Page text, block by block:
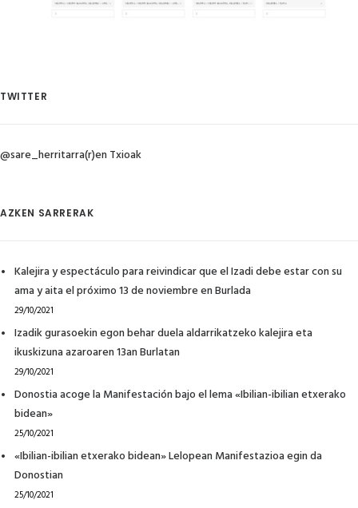
TWITTER
@sare_herritarra(r)en Txioak
AZKEN SARRERAK
Kalejira y espectáculo para reivindicar que el Izadi debe estar con su
ama y aita el próximo 13 de noviembre en Burlada
29/10/2021
Izadik gurasoekin egon behar duela aldarrikatzeko kalejira eta
ikuskizuna azaroaren 13an Burlatan
29/10/2021
Donostia acoge la Manifestación bajo el lema «Ibilian-ibilian etxerako
bidean»
25/10/2021
«Ibilian-ibilian etxerako bidean» Lelopean Manifestazioa egin da
Donostian
25/10/2021